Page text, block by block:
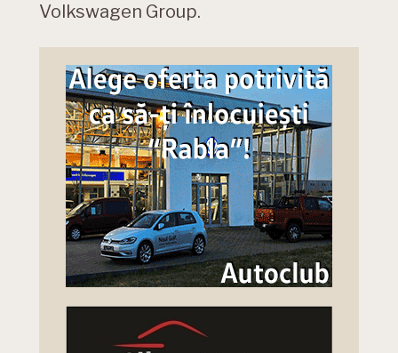
Volkswagen Group.